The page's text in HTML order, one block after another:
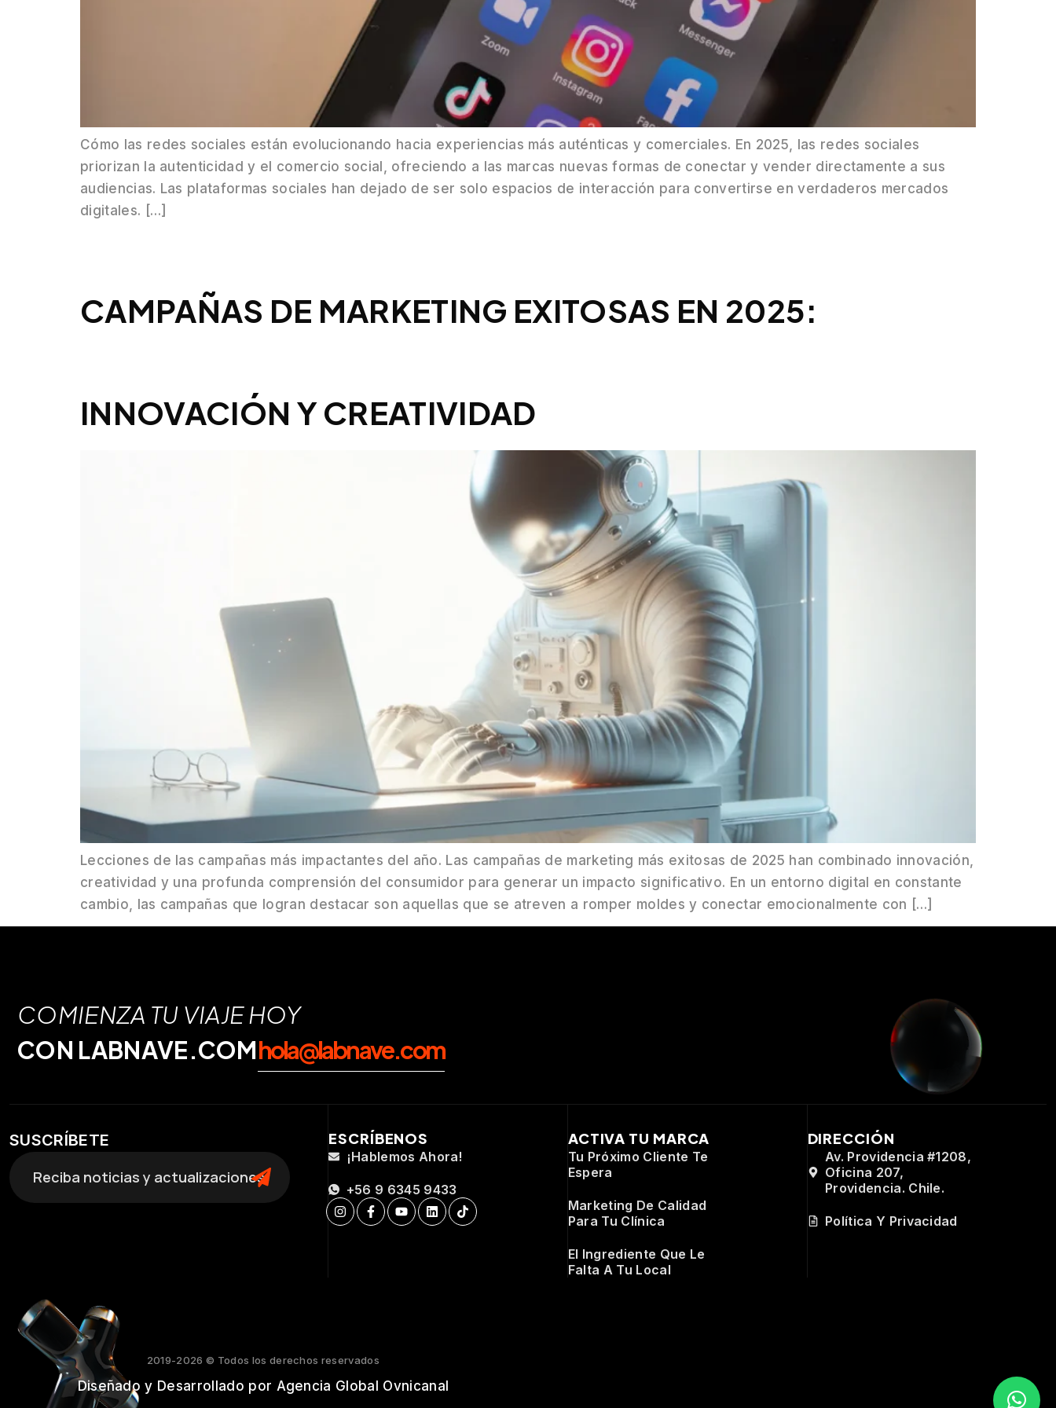
Cómo las redes sociales están evolucionando hacia experiencias más auténticas y comerciales. En 2025, las redes sociales
priorizan la autenticidad y el comercio social, ofreciendo a las marcas nuevas formas de conectar y vender directamente a sus
audiencias. Las plataformas sociales han dejado de ser solo espacios de interacción para convertirse en verdaderos mercados
digitales. […]
CAMPAÑAS DE MARKETING EXITOSAS EN 2025:
INNOVACIÓN Y CREATIVIDAD
Lecciones de las campañas más impactantes del año. Las campañas de marketing más exitosas de 2025 han combinado innovación,
creatividad y una profunda comprensión del consumidor para generar un impacto significativo. En un entorno digital en constante
cambio, las campañas que logran destacar son aquellas que se atreven a romper moldes y conectar emocionalmente con […]
COMIENZA TU VIAJE HOY
CON LABNAVE.COMhola@labnave.com
SUSCRÍBETE ESCRÍBENOS
¡Hablemos Ahora!
+56 9 6345 9433
ACTIVA TU MARCA
Tu Próximo Cliente Te
Espera
Marketing De Calidad
Para Tu Clínica
El Ingrediente Que Le
Falta A Tu Local
DIRECCIÓN
Av. Providencia #1208,
Oficina 207,
Providencia. Chile.
Política Y Privacidad
2019-2026 © Todos los derechos reservados
Diseñado y Desarrollado por Agencia Global Ovnicanal